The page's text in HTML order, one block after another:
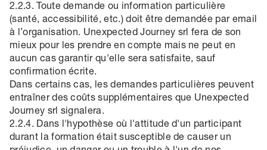
2.2.3. Toute demande ou information particulière
(santé, accessibilité, etc.) doit être demandée par email
à l’organisation. Unexpected Journey srl fera de son
mieux pour les prendre en compte mais ne peut en
aucun cas garantir qu'elle sera satisfaite, sauf
confirmation écrite.
Dans certains cas, les demandes particulières peuvent
entraîner des coûts supplémentaires que Unexpected
Journey srl signalera.
2.2.4. Dans l'hypothèse où l'attitude d'un participant
durant la formation était susceptible de causer un